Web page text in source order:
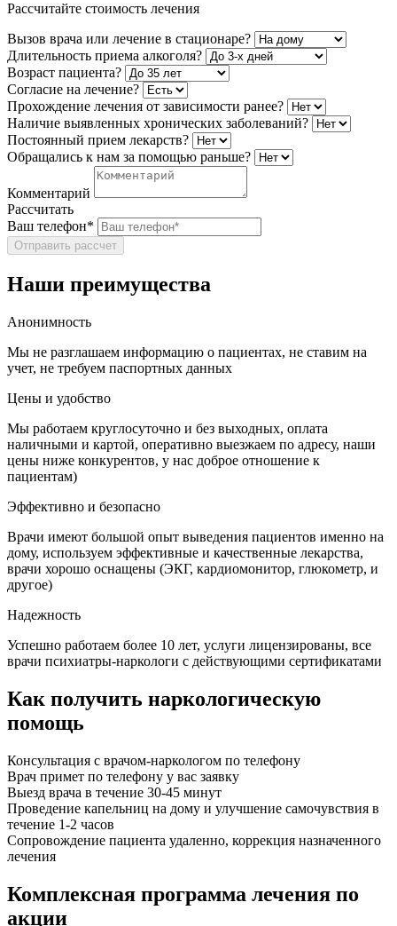
Рассчитайте стоимость лечения
Вызов врача или лечение в стационаре?
Длительность приема алкоголя?
Возраст пациента?
Согласие на лечение?
Прохождение лечения от зависимости ранее?
Наличие выявленных хронических заболеваний?
Постоянный прием лекарств?
Обращались к нам за помощью раньше?
Комментарий
Рассчитать
Ваш телефон*
Отправить рассчет
Наши преимущества
Анонимность
Мы не разглашаем информацию о пациентах, не ставим на
учет, не требуем паспортных данных
Цены и удобство
Мы работаем круглосуточно и без выходных, оплата
наличными и картой, оперативно выезжаем по адресу, наши
цены ниже конкурентов, у нас доброе отношение к
пациентам)
Эффективно и безопасно
Врачи имеют большой опыт выведения пациентов именно на
дому, используем эффективные и качественные лекарства,
врачи хорошо оснащены (ЭКГ, кардиомонитор, глюкометр, и
другое)
Надежность
Успешно работаем более 10 лет, услуги лицензированы, все
врачи психиатры-наркологи с действующими сертификатами
Как получить наркологическую
помощь
Консультация с врачом-наркологом по телефону
Врач примет по телефону у вас заявку
Выезд врача в течение 30-45 минут
Проведение капельниц на дому и улучшение самочувствия в
течение 1-2 часов
Сопровождение пациента удаленно, коррекция назначенного
лечения
Комплексная программа лечения по
акции